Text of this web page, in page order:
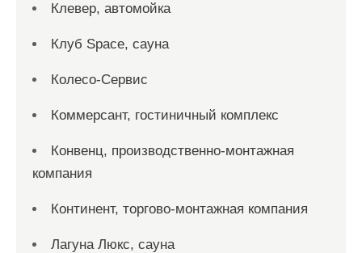
Клевер, автомойка
Клуб Space, сауна
Колесо-Сервис
Коммерсант, гостиничный комплекс
Конвенц, производственно-монтажная
компания
Континент, торгово-монтажная компания
Лагуна Люкс, сауна